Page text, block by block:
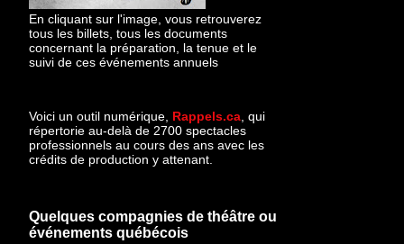
En cliquant sur l'image, vous retrouverez
tous les billets, tous les documents
concernant la préparation, la tenue et le
suivi de ces événements annuels
Voici un outil numérique, Rappels.ca , qui
répertorie au-delà de 2700 spectacles
professionnels au cours des ans avec les
crédits de production y attenant.
Quelques compagnies de théâtre ou
événements québécois